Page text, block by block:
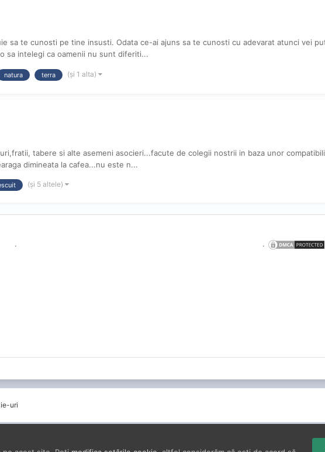
sa te cunosti pe tine insusti. Odata ce-ai ajuns sa te cunosti cu adevarat atunci vei
sa intelegi ca oamenii nu sunt diferiti...
natura terra (și 1 alta)
tabere si alte asemeni asocieri...facute de colegii nostrii in baza unor
dimineata la cafea...nu este n...
(și 5 altele)
. .
uri